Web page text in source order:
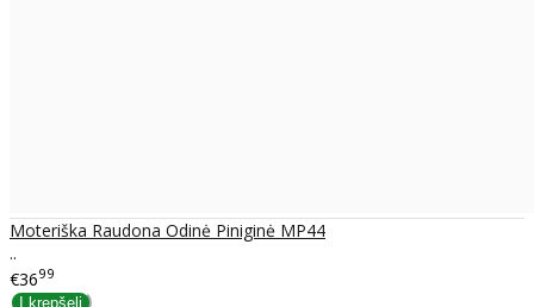
Moteriška Raudona Odinė Piniginė MP44
..
€3699